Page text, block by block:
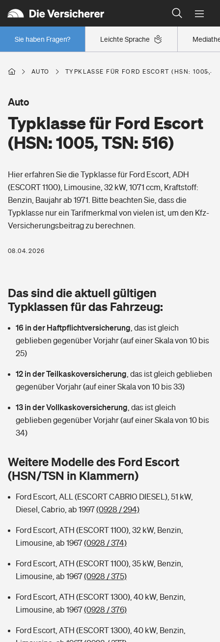
Leichte Sprache
Sie haben Fragen?
Wer versichert was: Jetzt Versicherer finden
Regionalklassen: So ist Ihre Region eingestuft
Wer versichert was: Jetzt Versicherer finden
Berufsunfähigkeitsversicherung
Erwerbsunfähigkeitsversicherung
Grundfähigkeitsversicherung
Arbeitsrechtsschutz
Berufshaftpflichtversicherung
Zur Übersicht
Tools
Wer versichert was: Jetzt Versicherer finden
Sie haben Fragen?
Wohnen
Elementarversicherung
Glasversicherung
Mietkautionsversicherung
Restkreditversicherung
Tools
Hochwasser-Check: Wie gefährdet ist Ihr Haus?
Sie haben Fragen?
Freizeit
Pri­vate Haft­pflicht­
Kinderunfall­ver­si­che­rung
Kinderinvalidität
Hundehalter-Haftpflicht
Handyversicherung
Private Cyberversicherung
Zur Übersicht
Kinderunfall-Check: Mehr Sicherheit für deine Kids
Typklassen: So ist Ihr Auto eingestuft
Sie haben Fragen?
Gesundheit
Private Krankenversicherung
Dread-Disease-Versicherung
Tierkrankenversicherung
Zur Übersicht
Tools
Wer versichert was: Jetzt Versicherer finden
Rentenrechner: Wie viel Geld bekomme ich im Alter?
AUTO TYPKLASSE FÜR FORD ESCORT (HSN: 1005,
Typklasse für Ford Escort
(HSN: 1005, TSN: 516)
Auto
Hier erfahren Sie die Typklasse für Ford Escort, ADH
(ESCORT 1100), Limousine, 32 kW, 1071 ccm, Kraftstoff:
Benzin, Baujahr ab 1971. Bitte beachten Sie, dass die
Typklasse nur ein Tarifmerkmal von vielen ist, um den Kfz-
Versicherungsbeitrag zu berechnen.
08.04.2026
Das sind die aktuell gültigen
Typklassen für das Fahrzeug:
16 in der Haftpflichtversicherung das ist gleich
geblieben gegenüber Vorjahr (auf einer Skala von 10 bis
25)
12 in der Teilkaskoversicherung das ist gleich geblieben
gegenüber Vorjahr (auf einer Skala von 10 bis 33)
13 in der Vollkaskoversicherung das ist gleich
geblieben gegenüber Vorjahr (auf einer Skala von 10 bis
34)
Weitere Modelle des Ford Escort
(HSN/TSN in Klammern)
Ford Escort, ALL (ESCORT CABRIO DIESEL), 51 kW,
Diesel, Cabrio, ab 1997(0928 / 294)
Ford Escort, ATH (ESCORT 1100), 32 kW, Benzin,
Limousine, ab 1967(0928 / 374)
Ford Escort, ATH (ESCORT 1100), 35 kW, Benzin,
Limousine, ab 1967(0928 / 375)
Ford Escort, ATH (ESCORT 1300), 40 kW, Benzin,
Limousine, ab 1967(0928 / 376)
Ford Escort, ATH (ESCORT 1300), 40 kW, Benzin,